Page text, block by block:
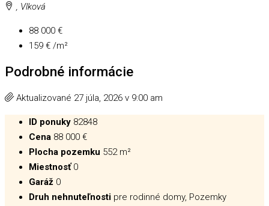
, Vlková
88 000 €
159 € /m²
Podrobné informácie
Aktualizované 27 júla, 2026 v 9:00 am
ID ponuky 82848
Cena 88 000 €
Plocha pozemku 552 m²
Miestnosť 0
Garáž 0
Druh nehnuteľnosti pre rodinné domy, Pozemky